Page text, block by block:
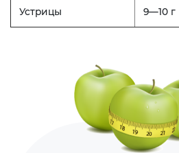
Устрицы 9—10 г